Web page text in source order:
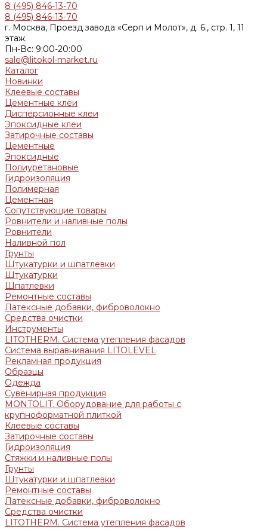
8 (495) 846-13-70
8 (495) 846-13-70
г. Москва, Проезд завода «Серп и Молот», д. 6., стр. 1, 11
этаж.
Пн-Вс: 9:00-20:00
sale@litokol-market.ru
Каталог
Новинки
Клеевые составы
Цементные клеи
Дисперсионные клеи
Эпоксидные клеи
Затирочные составы
Цементные
Эпоксидные
Полиуретановые
Гидроизоляция
Полимерная
Цементная
Сопутствующие товары
Ровнители и наливные полы
Ровнители
Наливной пол
Грунты
Штукатурки и шпатлевки
Штукатурки
Шпатлевки
Ремонтные составы
Латексные добавки, фиброволокно
Средства очистки
Инструменты
LITOTHERM. Система утепления фасадов
Система выравнивания LITOLEVEL
Рекламная продукция
Образцы
Одежда
Сувенирная продукция
MONTOLIT. Оборудование для работы с
крупноформатной плиткой
Клеевые составы
Затирочные составы
Гидроизоляция
Стяжки и наливные полы
Грунты
Штукатурки и шпатлевки
Ремонтные составы
Латексные добавки, фиброволокно
Средства очистки
LITOTHERM. Система утепления фасадов